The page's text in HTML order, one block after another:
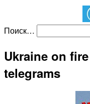
Поиск…
Ukraine on
telegrams